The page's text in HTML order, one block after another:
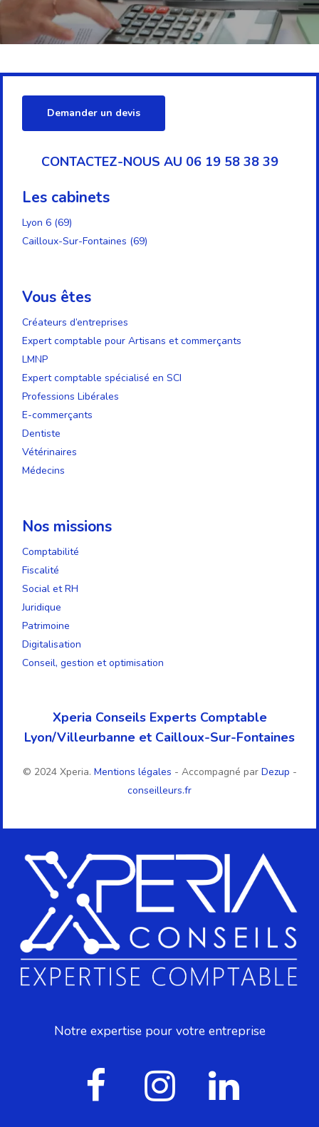
Notre expertise pour votre entreprise
Demander un devis
CONTACTEZ-NOUS AU 06 19 58 38 39
Les cabinets
Lyon 6 (69)
Cailloux-Sur-Fontaines (69)
Vous êtes
Créateurs d’entreprises
Expert comptable pour Artisans et commerçants
LMNP
Expert comptable spécialisé en SCI
Professions Libérales
E-commerçants
Dentiste
Vétérinaires
Médecins
Nos missions
Comptabilité
Fiscalité
Social et RH
Juridique
Patrimoine
Digitalisation
Conseil, gestion et optimisation
Xperia Conseils Experts Comptable
Lyon/Villeurbanne et Cailloux-Sur-Fontaines
© 2024 Xperia. Mentions légales - Accompagné par Dezup -
conseilleurs.fr